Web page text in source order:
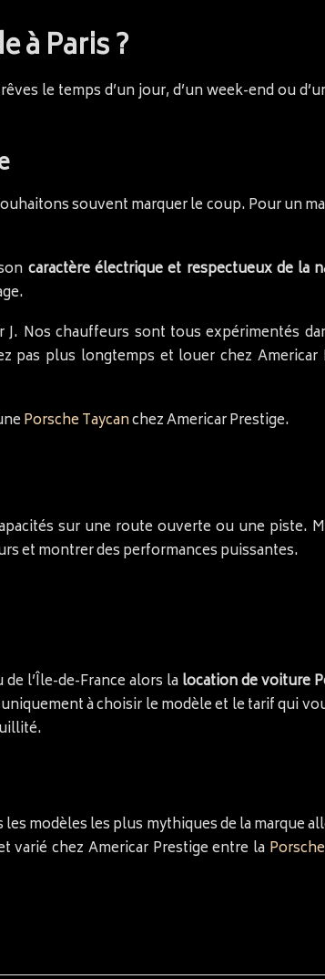
à Paris ?
le temps d’un jour, d’un week-end ou
souvent marquer le coup. Pour un
caractère électrique et respectueux de la
Nos chauffeurs sont tous expérimentés
pas plus longtemps et louer chez
Porsche Taycanchez Americar Prestige.
sur une route ouverte ou une piste.
et montrer des performances puissantes.
l’Île-de-France alors lalocation de voiture
à choisir le modèle et le tarif qui
modèles les plus mythiques de la marque
varié chez Americar Prestige entre la